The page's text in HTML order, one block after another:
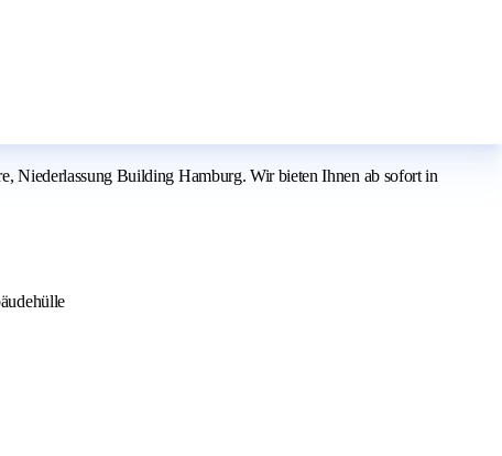
Niederlassung Building Hamburg. Wir bieten Ihnen ab sofort in